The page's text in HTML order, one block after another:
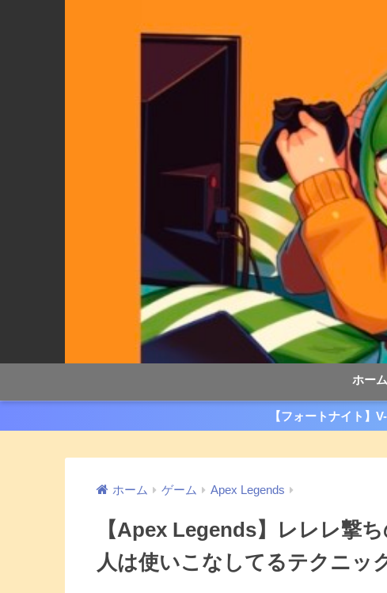
ホーム
【フォートナイト】
ホーム ゲーム Apex Legends
【Apex Legends】レレレ撃
人は使いこなしてるテクニッ